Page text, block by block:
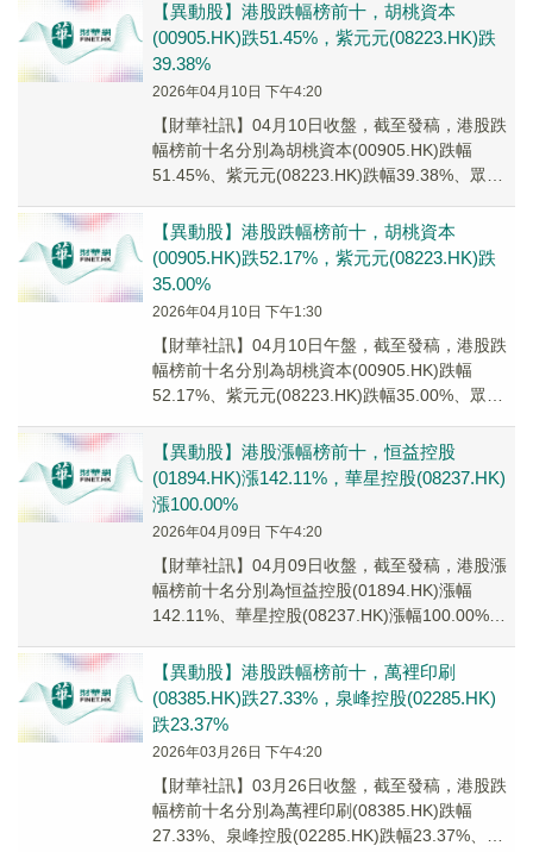
【異動股】港股跌幅榜前十，胡桃資本
(00905.HK)跌51.45%，紫元元(08223.HK)跌
39.38%
2026年04月10日 下午4:20
【財華社訊】04月10日收盤，截至發稿，港股跌
幅榜前十名分別為胡桃資本(00905.HK)跌幅
51.45%、紫元元(08223.HK)跌幅39.38%、眾淼
【異動股】港股跌幅榜前十，胡桃資本
(00905.HK)跌52.17%，紫元元(08223.HK)跌
35.00%
2026年04月10日 下午1:30
【財華社訊】04月10日午盤，截至發稿，港股跌
幅榜前十名分別為胡桃資本(00905.HK)跌幅
52.17%、紫元元(08223.HK)跌幅35.00%、眾淼
【異動股】港股漲幅榜前十，恒益控股
(01894.HK)漲142.11%，華星控股(08237.HK)
漲100.00%
2026年04月09日 下午4:20
【財華社訊】04月09日收盤，截至發稿，港股漲
幅榜前十名分別為恒益控股(01894.HK)漲幅
142.11%、華星控股(08237.HK)漲幅100.00%、
【異動股】港股跌幅榜前十，萬裡印刷
(08385.HK)跌27.33%，泉峰控股(02285.HK)
跌23.37%
2026年03月26日 下午4:20
【財華社訊】03月26日收盤，截至發稿，港股跌
幅榜前十名分別為萬裡印刷(08385.HK)跌幅
27.33%、泉峰控股(02285.HK)跌幅23.37%、融